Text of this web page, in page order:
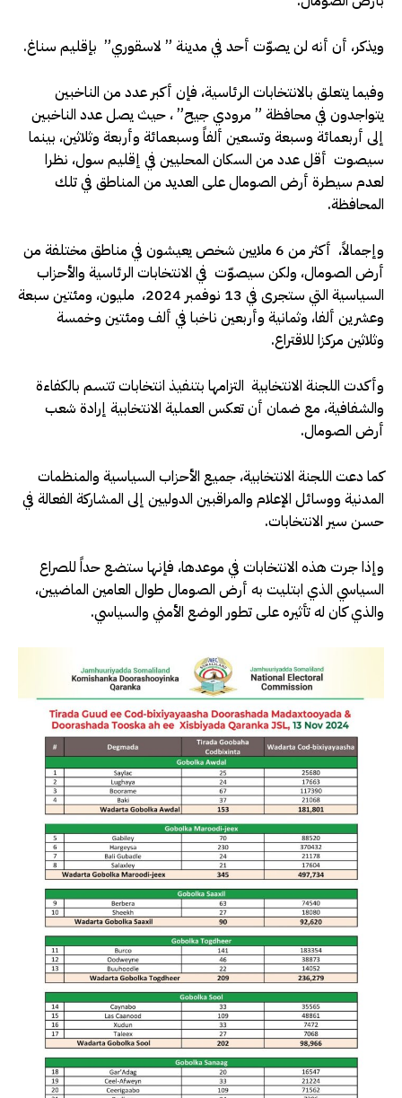
ويذكر، أن أنه لن يصوّت أحد في مدينة ” لاسقوري” بإقليم سناغ.
وفيما يتعلق بالانتخابات الرئاسية، فإن أكبر عدد من الناخبين
يتواجدون في محافظة ” مرودي جيح” ، حيث يصل عدد الناخبين
إلى أربعمائة وسبعة وتسعين ألفاً وسبعمائة وأربعة وثلاثين، بينما
سيصوت أقل عدد من السكان المحليين في إقليم سول، نظرا
لعدم سيطرة أرض الصومال على العديد من المناطق في تلك
المحافظة.
وإجمالاً، أكثر من 6 ملايين شخص يعيشون في مناطق مختلفة من
أرض الصومال، ولكن سيصوّت في الانتخابات الرئاسية والأحزاب
السياسية التي ستجرى في 13 نوفمبر 2024، مليون، ومئتين سبعة
وعشرين ألفا، وثمانية وأربعين ناخبا في ألف ومئتين وخمسة
وثلاثين مركزا للاقتراع.
وأكدت اللجنة الانتخابية التزامها بتنفيذ انتخابات تتسم بالكفاءة
والشفافية، مع ضمان أن تعكس العملية الانتخابية إرادة شعب
أرض الصومال.
كما دعت اللجنة الانتخابية، جميع الأحزاب السياسية والمنظمات
المدنية ووسائل الإعلام والمراقبين الدوليين إلى المشاركة الفعالة في
حسن سير الانتخابات.
وإذا جرت هذه الانتخابات في موعدها، فإنها ستضع حداً للصراع
السياسي الذي ابتليت به أرض الصومال طوال العامين الماضيين،
والذي كان له تأثيره على تطور الوضع الأمني ​​والسياسي.